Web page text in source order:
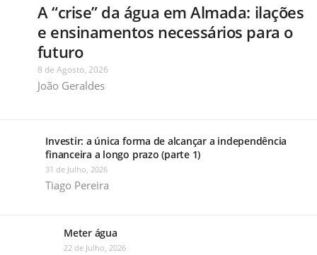
A “crise” da água em Almada: ilações
e ensinamentos necessários para o
futuro
8 de Agosto, 2026
João Geraldes
Investir: a única forma de alcançar a independência
financeira a longo prazo (parte 1)
31 de Julho, 2026
Tiago Pereira
Meter água
22 de Julho, 2026